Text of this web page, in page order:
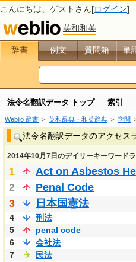
こんにちは、 ゲスト さん[ログイン]
英和和英
辞書 例文 質問箱 単
法令名翻訳データ トップ 索引
Weblio 辞書 ＞ 英和辞典・和英辞典 ＞ 学問
法令名翻訳データのアクセス
2014年10月7日のデイリーキーワード
1
Act on Asbestos
2
Penal Code
3
日本国憲法
4
刑法
5
penal code
6
会社法
7
民法